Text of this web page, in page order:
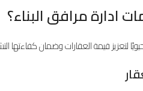
ادارة مرافق البناء؟
لتعزيز قيمة العقارات وضمان كفاءتها